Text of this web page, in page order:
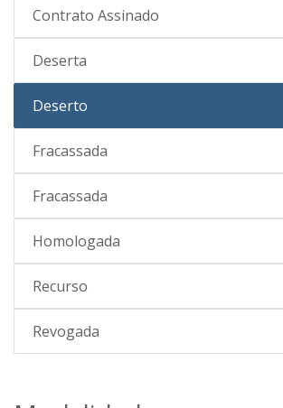
Contrato Assinado
Deserta
Deserto
Fracassada
Fracassada
Homologada
Recurso
Revogada